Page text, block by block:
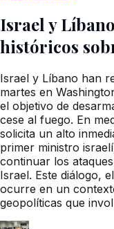
Israel y
históricos
Israel y Líbano han
martes en
el objetivo de
cese al fuego. En
solicita un alto
primer ministro
continuar los
Israel. Este diálogo,
ocurre en un
geopolíticas que